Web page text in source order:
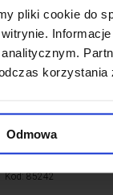
pliki cookie do
korzystania
Odmowa
Folia aluminiowa -
46, -43, - zł
Kod: 85242